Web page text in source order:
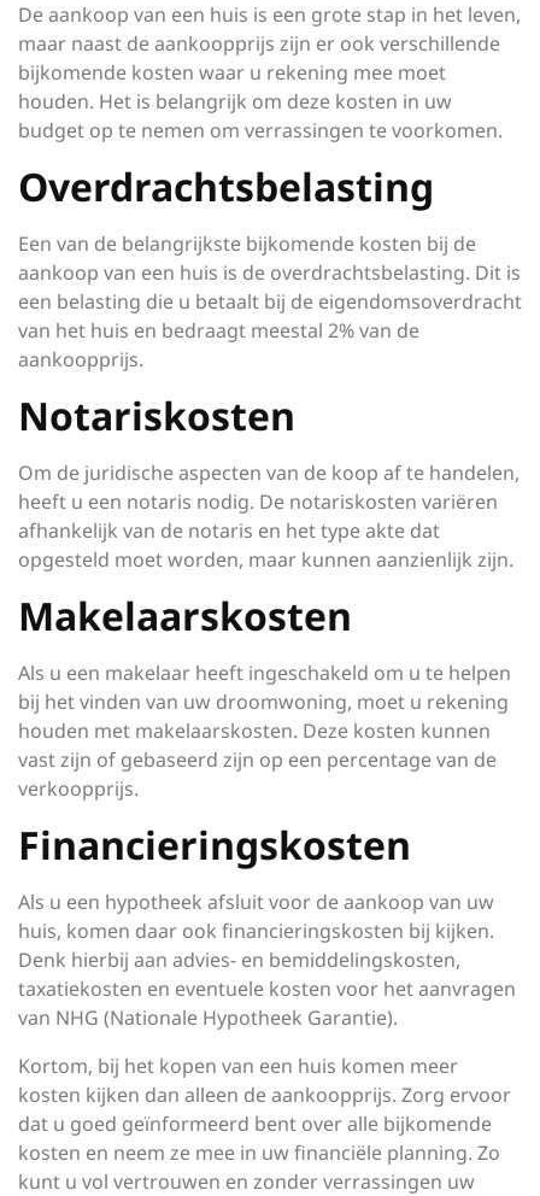
De aankoop van een huis is een grote stap in het leven,
maar naast de aankoopprijs zijn er ook verschillende
bijkomende kosten waar u rekening mee moet
houden. Het is belangrijk om deze kosten in uw
budget op te nemen om verrassingen te voorkomen.
Overdrachtsbelasting
Een van de belangrijkste bijkomende kosten bij de
aankoop van een huis is de overdrachtsbelasting. Dit is
een belasting die u betaalt bij de eigendomsoverdracht
van het huis en bedraagt meestal 2% van de
aankoopprijs.
Notariskosten
Om de juridische aspecten van de koop af te handelen,
heeft u een notaris nodig. De notariskosten variëren
afhankelijk van de notaris en het type akte dat
opgesteld moet worden, maar kunnen aanzienlijk zijn.
Makelaarskosten
Als u een makelaar heeft ingeschakeld om u te helpen
bij het vinden van uw droomwoning, moet u rekening
houden met makelaarskosten. Deze kosten kunnen
vast zijn of gebaseerd zijn op een percentage van de
verkoopprijs.
Financieringskosten
Als u een hypotheek afsluit voor de aankoop van uw
huis, komen daar ook financieringskosten bij kijken.
Denk hierbij aan advies- en bemiddelingskosten,
taxatiekosten en eventuele kosten voor het aanvragen
van NHG (Nationale Hypotheek Garantie).
Kortom, bij het kopen van een huis komen meer
kosten kijken dan alleen de aankoopprijs. Zorg ervoor
dat u goed geïnformeerd bent over alle bijkomende
kosten en neem ze mee in uw financiële planning. Zo
kunt u vol vertrouwen en zonder verrassingen uw